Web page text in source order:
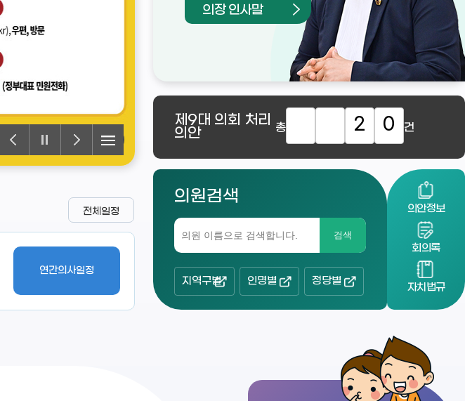
의장 인사말
제9대 의회 처리
의안 총 2 0 건
연간의사일정
전체일정
의원검색
검색
지역구별 인명별 정당별
의안정보
회의록
자치법규